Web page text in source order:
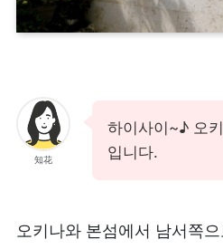
知花
하이사이~♪ 오
입니다.
오키나와 본섬에서 남서쪽